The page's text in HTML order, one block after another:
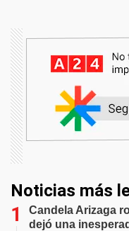
Noticias más
Candela Arizaga
dejó una